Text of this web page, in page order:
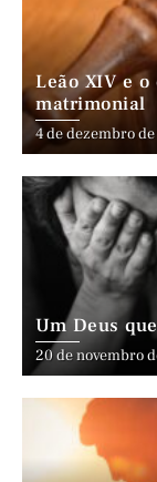
Leão XIV e
matrimonial
4 de dezembro
Um Deus
20 de novembro